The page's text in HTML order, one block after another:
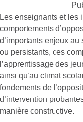
Les enseignants et les
comportements
d’importants enjeux au
ou persistants, ces
l’apprentissage des
ainsi qu’au climat
fondements de
d’intervention
manière constructive.